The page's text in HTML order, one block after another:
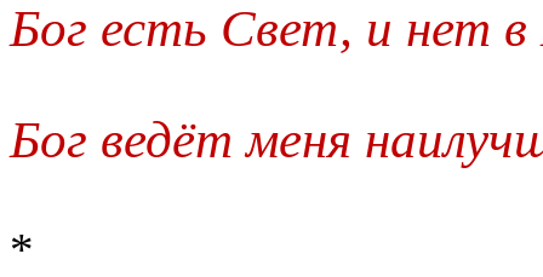
Бог есть Свет, и нет
Бог ведёт меня
*